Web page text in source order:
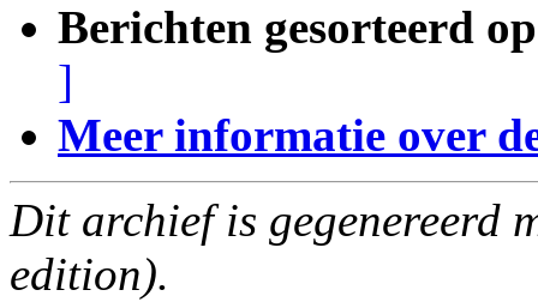
Berichten gesorteerd
]
Meer informatie over
Dit archief is gegenereerd
edition).